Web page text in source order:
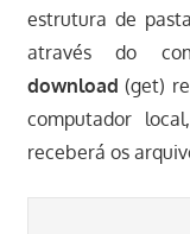
estrutura de
através do
download (get)
computador
receberá os